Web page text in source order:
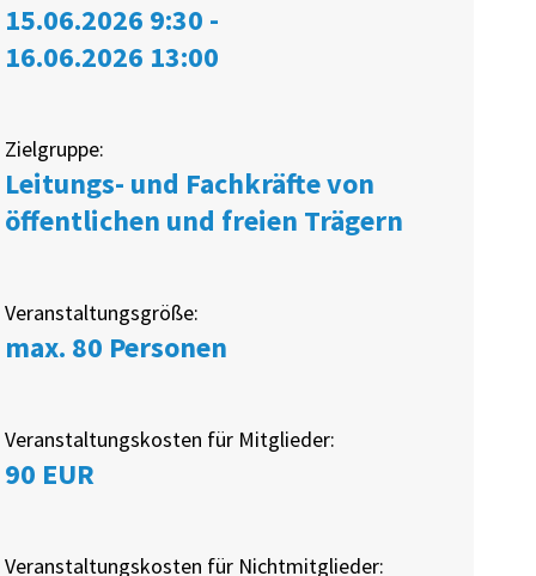
15.06.2026 9:30 -
16.06.2026 13:00
Zielgruppe:
Leitungs- und Fachkräfte von
öffentlichen und freien Trägern
Veranstaltungsgröße:
max. 80 Personen
Veranstaltungskosten für Mitglieder:
90 EUR
Veranstaltungskosten für Nichtmitglieder: